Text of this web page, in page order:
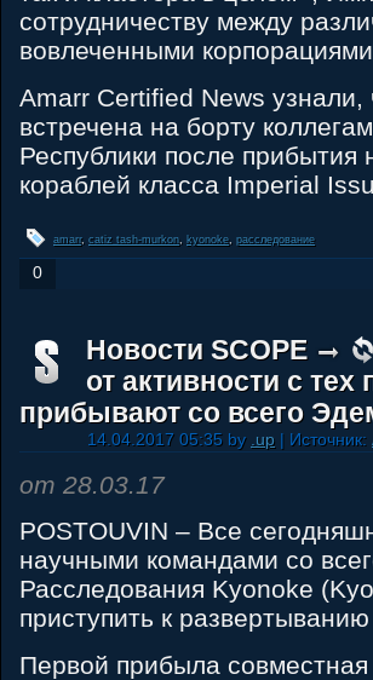
сотрудничеству между
вовлеченными
Amarr Certified News
встречена на борту
Республики после
кораблей класса Imperial
amarr, catiz tash-murkon kyonoke, расследование
0
Новости SCOPE
от активности с
прибывают со всего
14.04.2017 05:35 by .up | Источник:
от 28.03.17
POSTOUVIN – Все
научными командами со
Расследования Kyonoke
приступить к
Первой прибыла